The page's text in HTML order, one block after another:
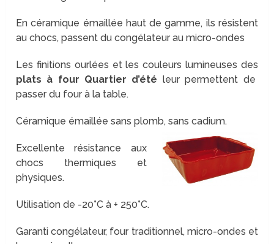
En céramique émaillée haut de gamme, ils résistent
au chocs, passent du congélateur au micro-ondes
Les finitions ourlées et les couleurs lumineuses des
plats à four Quartier d’été leur permettent de
passer du four à la table.
Céramique émaillée sans plomb, sans cadium.
Excellente résistance aux
chocs thermiques et
physiques.
Utilisation de -20°C à + 250°C.
Garanti congélateur, four traditionnel, micro-ondes et